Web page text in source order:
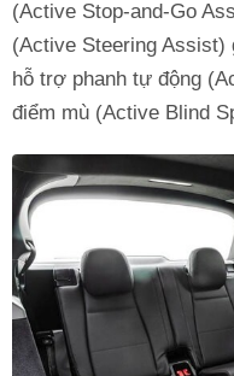
(Active Stop-and-Go
(Active Steering Assist)
hỗ trợ phanh tự động
điểm mù (Active Blind